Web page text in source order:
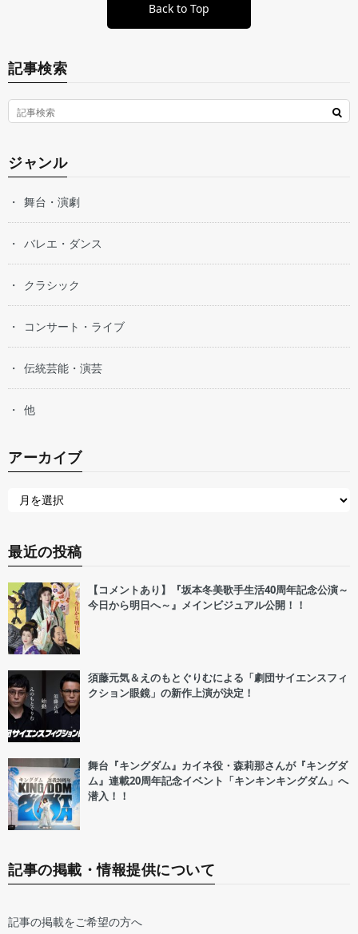
Back to Top
記事検索
ジャンル
舞台・演劇
バレエ・ダンス
クラシック
コンサート・ライブ
伝統芸能・演芸
他
アーカイブ
最近の投稿
【コメントあり】『坂本冬美歌手生活40周年記念公演～
今日から明日へ～』メインビジュアル公開！！
須藤元気＆えのもとぐりむによる「劇団サイエンスフィ
クション眼鏡」の新作上演が決定！
舞台『キングダム』カイネ役・森莉那さんが『キングダ
ム』連載20周年記念イベント「キンキンキングダム」へ
潜入！！
記事の掲載・情報提供について
記事の掲載をご希望の方へ